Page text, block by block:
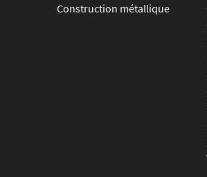
Construction métallique